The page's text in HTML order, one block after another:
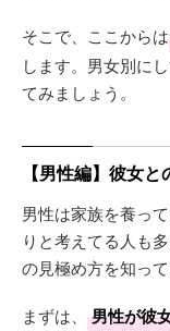
そこで、ここからは
します。男女別に
てみましょう。
【男性編】彼女
男性は家族を養っ
りと考えてる人も
の見極め方を知っ
まずは、 男性が彼